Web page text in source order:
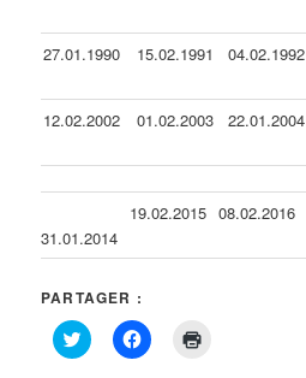
27.01.1990 15.02.1991 04.02.1992
12.02.2002 01.02.2003 22.01.2004
31.01.2014
19.02.2015 08.02.2016
PARTAGER :
Cliquez
pour
Cliquez
pour